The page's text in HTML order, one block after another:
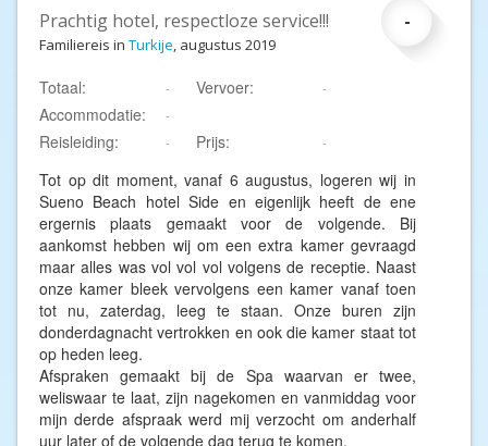
-
Prachtig hotel, respectloze service!!!
Familiereis in Turkije, augustus 2019
Totaal: - Vervoer: -
Accommodatie: -
Reisleiding: - Prijs: -
Tot op dit moment, vanaf 6 augustus, logeren wij in
Sueno Beach hotel Side en eigenlijk heeft de ene
ergernis plaats gemaakt voor de volgende. Bij
aankomst hebben wij om een extra kamer gevraagd
maar alles was vol vol vol volgens de receptie. Naast
onze kamer bleek vervolgens een kamer vanaf toen
tot nu, zaterdag, leeg te staan. Onze buren zijn
donderdagnacht vertrokken en ook die kamer staat tot
op heden leeg.
Afspraken gemaakt bij de Spa waarvan er twee,
weliswaar te laat, zijn nagekomen en vanmiddag voor
mijn derde afspraak werd mij verzocht om anderhalf
uur later of de volgende dag terug te komen.